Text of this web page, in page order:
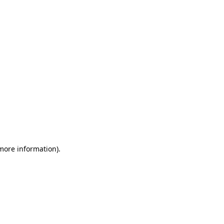
information).